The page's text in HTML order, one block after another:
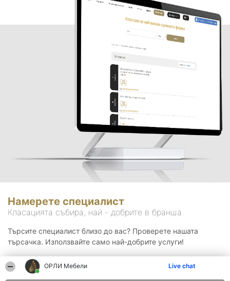
ОРЛИ Мебели Live chat
Намерете специалист
Класацията събира, най - добрите в бранша.
Търсите специалист близо до вас? Проверете нашата
търсачка. Използвайте само най-добрите услуги!